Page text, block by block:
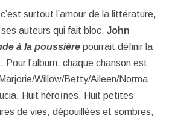
surtout l’amour de la littérature,
auteurs qui fait bloc. John
à la poussière pourrait définir la
Pour l’album, chaque chanson est
Willow/Betty/Aileen/Norma
Huit héroïnes. Huit petites
de vies, dépouillées et sombres,